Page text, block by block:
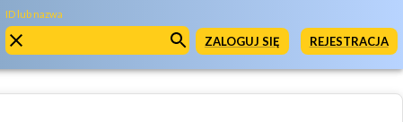
ID lub nazwa
ZALOGUJ SIĘ REJESTRACJA